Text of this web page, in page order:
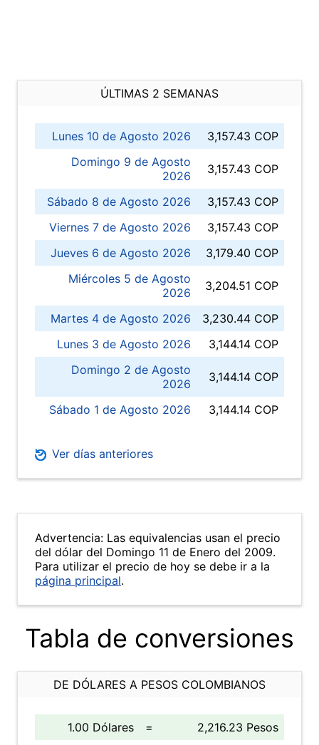
ÚLTIMAS 2 SEMANAS
Lunes 10 de Agosto 2026
3,157.43 COP
Domingo 9 de Agosto
2026
3,157.43 COP
Sábado 8 de Agosto 2026
3,157.43 COP
Viernes 7 de Agosto 2026
3,157.43 COP
Jueves 6 de Agosto 2026
3,179.40 COP
Miércoles 5 de Agosto
2026
3,204.51 COP
Martes 4 de Agosto 2026
3,230.44 COP
Lunes 3 de Agosto 2026
3,144.14 COP
Domingo 2 de Agosto
2026
3,144.14 COP
Sábado 1 de Agosto 2026 3,144.14 COP
Ver días anteriores
Advertencia: Las equivalencias usan el precio
del dólar del Domingo 11 de Enero del 2009.
Para utilizar el precio de hoy se debe ir a la
página principal.
Tabla de conversiones
DE DÓLARES A PESOS COLOMBIANOS
1.00 Dólares =
2,216.23 Pesos